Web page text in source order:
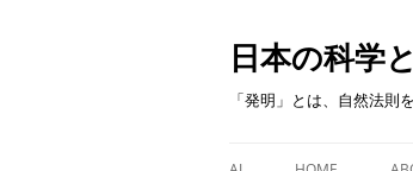
日本の科学
「発明」とは、自然法則